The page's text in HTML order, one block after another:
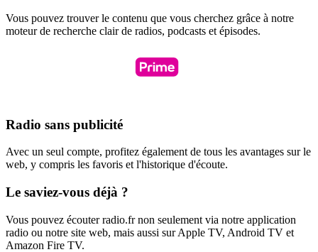
Vous pouvez trouver le contenu que vous cherchez grâce à notre
moteur de recherche clair de radios, podcasts et épisodes.
Radio sans publicité
Avec un seul compte, profitez également de tous les avantages sur le
web, y compris les favoris et l'historique d'écoute.
Le saviez-vous déjà ?
Vous pouvez écouter radio.fr non seulement via notre application
radio ou notre site web, mais aussi sur Apple TV, Android TV et
Amazon Fire TV.